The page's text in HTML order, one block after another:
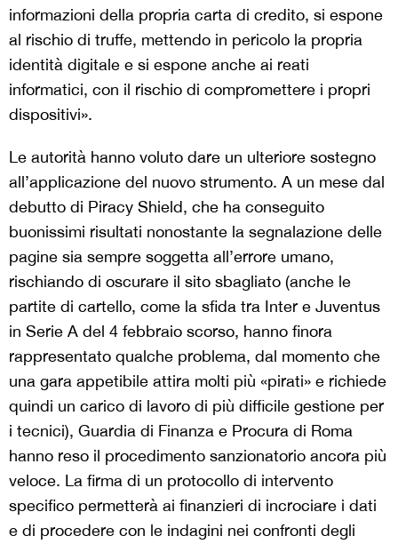
informazioni della propria carta di credito, si espone
al rischio di truffe, mettendo in pericolo la propria
identità digitale e si espone anche ai reati
informatici, con il rischio di compromettere i propri
dispositivi».
Le autorità hanno voluto dare un ulteriore sostegno
all’applicazione del nuovo strumento. A un mese dal
debutto di Piracy Shield, che ha conseguito
buonissimi risultati nonostante la segnalazione delle
pagine sia sempre soggetta all’errore umano,
rischiando di oscurare il sito sbagliato (anche le
partite di cartello, come la sfida tra Inter e Juventus
in Serie A del 4 febbraio scorso, hanno finora
rappresentato qualche problema, dal momento che
una gara appetibile attira molti più «pirati» e richiede
quindi un carico di lavoro di più difficile gestione per
i tecnici), Guardia di Finanza e Procura di Roma
hanno reso il procedimento sanzionatorio ancora più
veloce. La firma di un protocollo di intervento
specifico permetterà ai finanzieri di incrociare i dati
e di procedere con le indagini nei confronti degli